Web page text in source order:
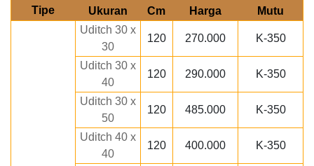
Tipe
Ukuran
Cm Harga Mutu
Uditch 30 x
30
120 270.000 K-350
Uditch 30 x
40
120 290.000 K-350
Uditch 30 x
50
120 485.000 K-350
Uditch 40 x
40
120 400.000 K-350